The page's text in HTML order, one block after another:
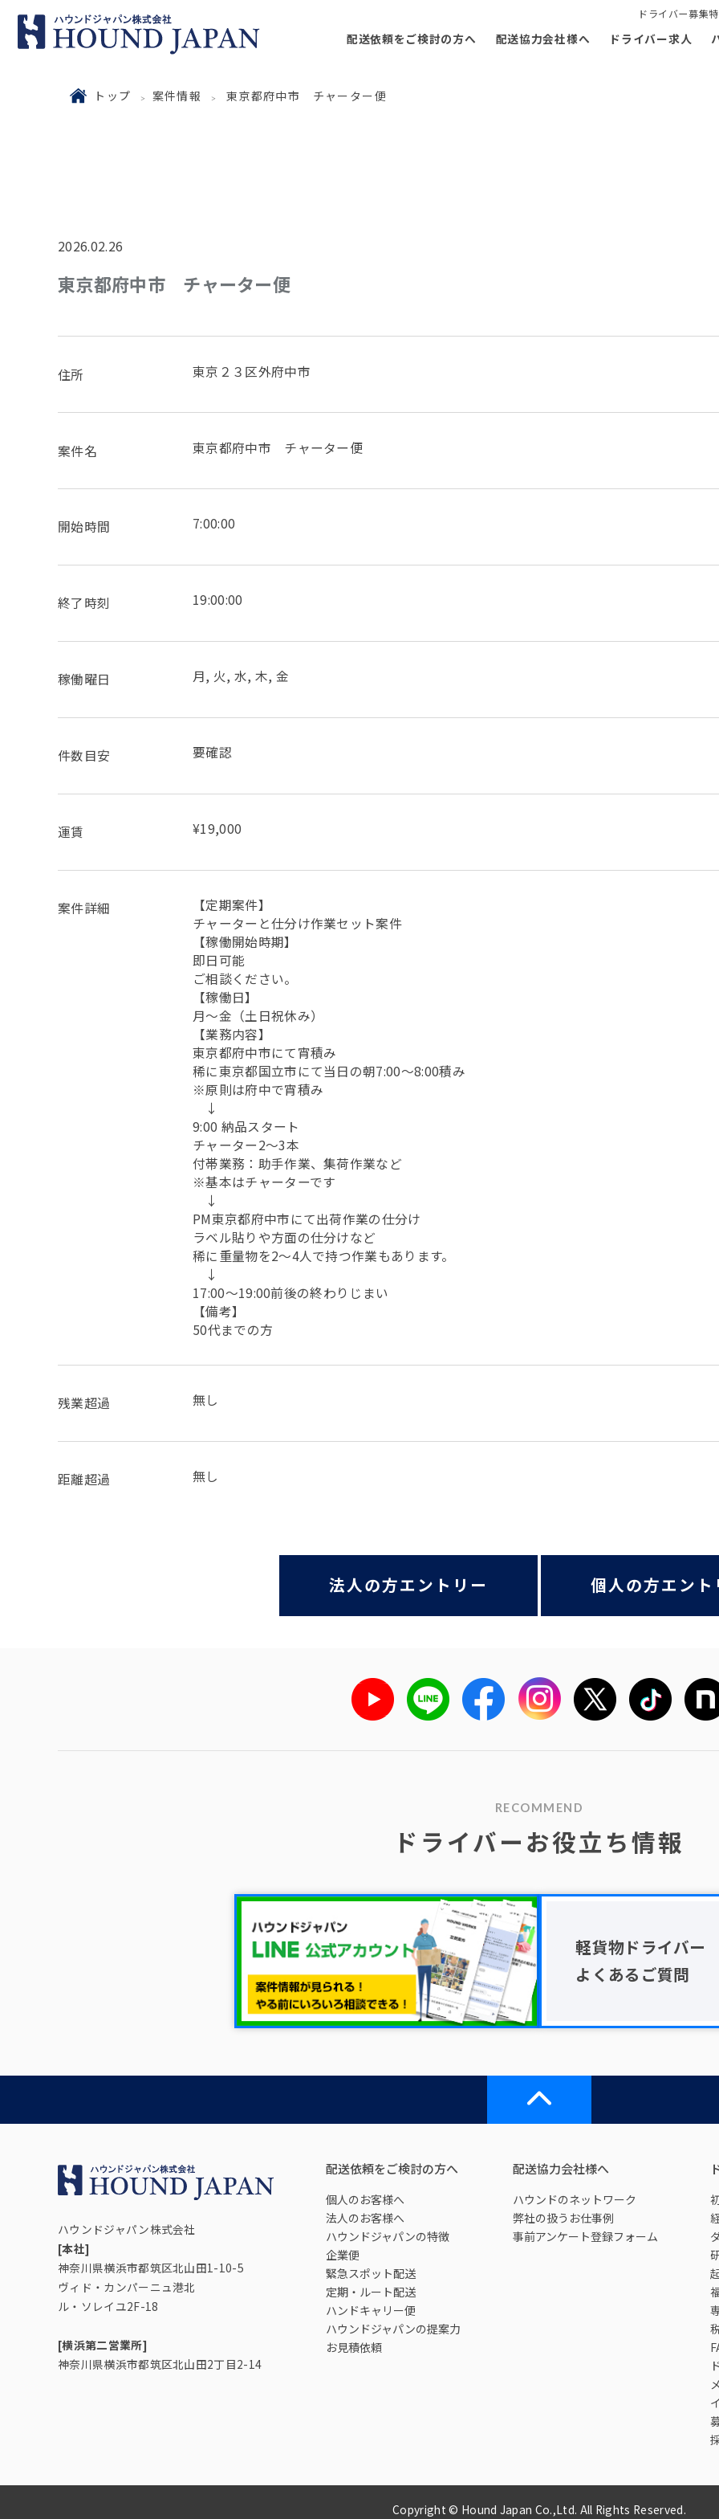
ドライバー募集
配送依頼をご検討の方へ 配送協力会社様へ ドライバー求人
トップ 案件情報 東京都府中市 チャーター便
2026.02.26
東京都府中市 チャーター便
住所 東京２３区外府中市
案件名 東京都府中市 チャーター便
開始時間 7:00:00
終了時刻 19:00:00
稼働曜日 月, 火, 水, 木, 金
件数目安 要確認
運賃 ¥19,000
案件詳細
【定期案件】
チャーターと仕分け作業セット案件
【稼働開始時期】
即日可能
ご相談ください。
【稼働日】
月～金（土日祝休み）
【業務内容】
東京都府中市にて宵積み
稀に東京都国立市にて当日の朝7:00〜8:00積み
※原則は府中で宵積み
↓
9:00 納品スタート
チャーター2〜3本
付帯業務：助手作業、集荷作業など
※基本はチャーターです
↓
PM東京都府中市にて出荷作業の仕分け
ラベル貼りや方面の仕分けなど
稀に重量物を2〜4人で持つ作業もあります。
↓
17:00〜19:00前後の終わりじまい
【備考】
50代までの方
残業超過 無し
距離超過 無し
法人の方エントリー 個人の方エント
RECOMMEND
ドライバーお役立ち情報
軽貨物ドライバー
よくあるご質問
ハウンドジャパン株式会社
[本社]
神奈川県横浜市都筑区北山田1-10-5
ヴィド・カンパーニュ港北
ル・ソレイユ2F-18
[横浜第二営業所]
神奈川県横浜市都筑区北山田2丁目2-14
配送依頼をご検討の方へ
個人のお客様へ
法人のお客様へ
ハウンドジャパンの特徴
企業便
緊急スポット配送
定期・ルート配送
ハンドキャリー便
ハウンドジャパンの提案力
お見積依頼
配送協力会社様へ
ハウンドのネットワーク
弊社の扱うお仕事例
事前アンケート登録フォーム
Copyright © Hound Japan Co.,Ltd. All Rights Reserved.